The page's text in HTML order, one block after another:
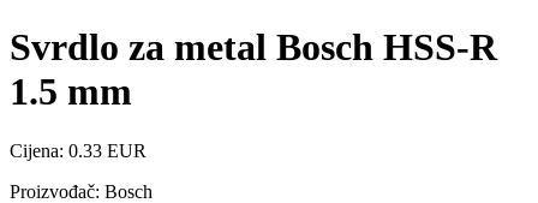
Svrdlo za metal Bosch HSS-R
1.5 mm
Cijena: 0.33 EUR
Proizvođač: Bosch